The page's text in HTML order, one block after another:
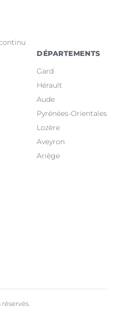
DÉPARTEMENTS
Gard
Hérault
Aude
Pyrénées-Orientales
Lozère
Aveyron
Ariège